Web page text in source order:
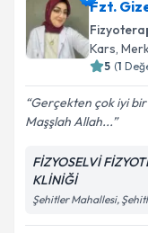
Fzt.
Kars,
5 (1
Gerçekten çok iyi
Maşşlah Allah...
FİZYOSELVİ
KLİNİĞİ
Şehitler Mahallesi,